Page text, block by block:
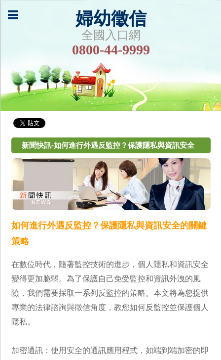
婦幼徵信
全國入口網
0800-44-9999
新聞快訊-如何進行外遇反監控？保護隱私與資訊安全
的關鍵策略
如何進行外遇反監控？保護隱私與資訊安全的關鍵
策略
在數位時代，隨著監控技術的進步，個人隱私和資訊安全
變得更加脆弱。為了保護自己免受監控和資訊外洩的風
險，我們需要採取一系列反監控的策略。本文將為您提供
專業的法律諮詢與徵信角度，教您如何反監控並保護個人
隱私。
加密通訊：使用安全的通訊應用程式，如端到端加密的即